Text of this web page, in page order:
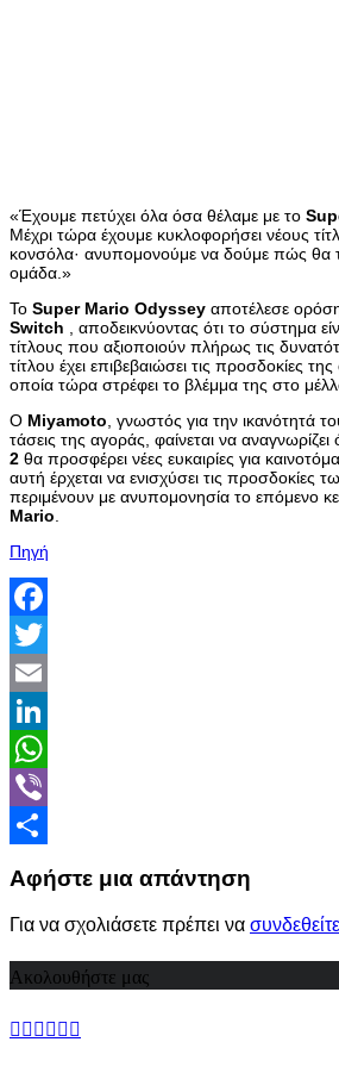
«Έχουμε πετύχει όλα όσα θέλαμε με το
Μέχρι τώρα έχουμε κυκλοφορήσει νέους
κονσόλα· ανυπομονούμε να δούμε πώς θα
ομάδα.»
Το Super Mario Odyssey αποτέλεσε
Switch , αποδεικνύοντας ότι το σύστημα
τίτλους που αξιοποιούν πλήρως τις
τίτλου έχει επιβεβαιώσει τις προσδοκίες
οποία τώρα στρέφει το βλέμμα της στο
Ο Miyamoto , γνωστός για την ικανότητά
τάσεις της αγοράς, φαίνεται να αναγνωρίζει
2 θα προσφέρει νέες ευκαιρίες για
αυτή έρχεται να ενισχύσει τις προσδοκίες
περιμένουν με ανυπομονησία το επόμενο
Mario
Πηγή
Facebook
Twitter
Email
LinkedIn
WhatsApp
Viber
Αφήστε μια απάντηση
Για να σχολιάσετε πρέπει να συνδεθείτε
Ακολουθήστε μας